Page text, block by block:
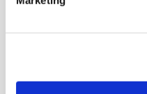
SEP